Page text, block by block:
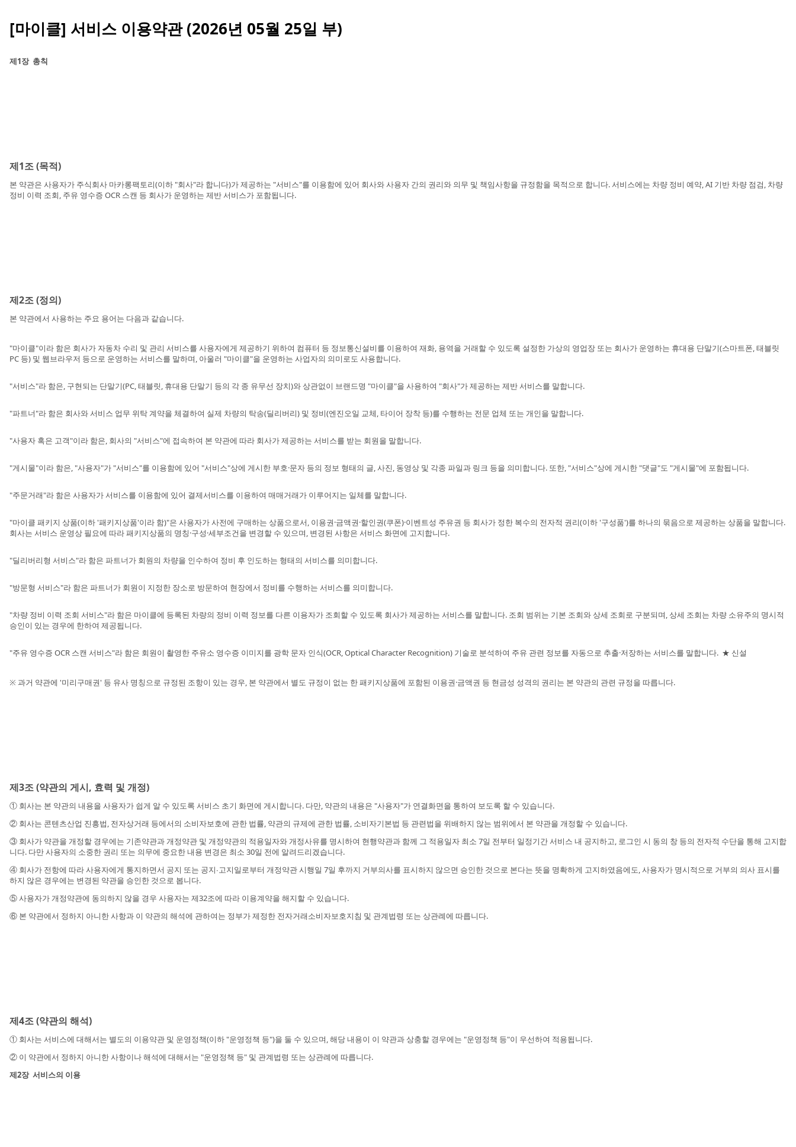
[마이클] 서비스 이용약관 (2026년 05월 25일 부)
제1장 총칙
제1조 (목적)
본 약관은 사용자가 주식회사 마카롱팩토리(이하 "회사"라 합니다)가 제공하는 "서비스"를 이용함에 있어 회사와 사용자 간의 권리와 의무 및 책임사항을 규정함을 목적으로 합니다. 서비스에는 차량 정비 예약, AI 기반 차량 점검, 차량
정비 이력 조회, 주유 영수증 OCR 스캔 등 회사가 운영하는 제반 서비스가 포함됩니다.
제2조 (정의)
본 약관에서 사용하는 주요 용어는 다음과 같습니다.
"마이클"이라 함은 회사가 자동차 수리 및 관리 서비스를 사용자에게 제공하기 위하여 컴퓨터 등 정보통신설비를 이용하여 재화, 용역을 거래할 수 있도록 설정한 가상의 영업장 또는 회사가 운영하는 휴대용 단말기(스마트폰, 태블릿
PC 등) 및 웹브라우저 등으로 운영하는 서비스를 말하며, 아울러 "마이클"을 운영하는 사업자의 의미로도 사용합니다.
"서비스"라 함은, 구현되는 단말기(PC, 태블릿, 휴대용 단말기 등의 각 종 유무선 장치)와 상관없이 브랜드명 "마이클"을 사용하여 "회사"가 제공하는 제반 서비스를 말합니다.
"파트너"라 함은 회사와 서비스 업무 위탁 계약을 체결하여 실제 차량의 탁송(딜리버리) 및 정비(엔진오일 교체, 타이어 장착 등)를 수행하는 전문 업체 또는 개인을 말합니다.
"사용자 혹은 고객"이라 함은, 회사의 "서비스"에 접속하여 본 약관에 따라 회사가 제공하는 서비스를 받는 회원을 말합니다.
"게시물"이라 함은, "사용자"가 "서비스"를 이용함에 있어 "서비스"상에 게시한 부호·문자 등의 정보 형태의 글, 사진, 동영상 및 각종 파일과 링크 등을 의미합니다. 또한, "서비스"상에 게시한 "댓글"도 "게시물"에 포함됩니다.
"주문거래"라 함은 사용자가 서비스를 이용함에 있어 결제서비스를 이용하여 매매거래가 이루어지는 일체를 말합니다.
"마이클 패키지 상품(이하 '패키지상품'이라 함)"은 사용자가 사전에 구매하는 상품으로서, 이용권·금액권·할인권(쿠폰)·이벤트성 주유권 등 회사가 정한 복수의 전자적 권리(이하 '구성품')를 하나의 묶음으로 제공하는 상품을 말합니다.
회사는 서비스 운영상 필요에 따라 패키지상품의 명칭·구성·세부조건을 변경할 수 있으며, 변경된 사항은 서비스 화면에 고지합니다.
"딜리버리형 서비스"라 함은 파트너가 회원의 차량을 인수하여 정비 후 인도하는 형태의 서비스를 의미합니다.
"방문형 서비스"라 함은 파트너가 회원이 지정한 장소로 방문하여 현장에서 정비를 수행하는 서비스를 의미합니다.
"차량 정비 이력 조회 서비스"라 함은 마이클에 등록된 차량의 정비 이력 정보를 다른 이용자가 조회할 수 있도록 회사가 제공하는 서비스를 말합니다. 조회 범위는 기본 조회와 상세 조회로 구분되며, 상세 조회는 차량 소유주의 명시적
승인이 있는 경우에 한하여 제공됩니다.
"주유 영수증 OCR 스캔 서비스"라 함은 회원이 촬영한 주유소 영수증 이미지를 광학 문자 인식(OCR, Optical Character Recognition) 기술로 분석하여 주유 관련 정보를 자동으로 추출·저장하는 서비스를 말합니다. ★ 신설
※ 과거 약관에 '미리구매권' 등 유사 명칭으로 규정된 조항이 있는 경우, 본 약관에서 별도 규정이 없는 한 패키지상품에 포함된 이용권·금액권 등 현금성 성격의 권리는 본 약관의 관련 규정을 따릅니다.
제3조 (약관의 게시, 효력 및 개정)
① 회사는 본 약관의 내용을 사용자가 쉽게 알 수 있도록 서비스 초기 화면에 게시합니다. 다만, 약관의 내용은 "사용자"가 연결화면을 통하여 보도록 할 수 있습니다.
② 회사는 콘텐츠산업 진흥법, 전자상거래 등에서의 소비자보호에 관한 법률, 약관의 규제에 관한 법률, 소비자기본법 등 관련법을 위배하지 않는 범위에서 본 약관을 개정할 수 있습니다.
③ 회사가 약관을 개정할 경우에는 기존약관과 개정약관 및 개정약관의 적용일자와 개정사유를 명시하여 현행약관과 함께 그 적용일자 최소 7일 전부터 일정기간 서비스 내 공지하고, 로그인 시 동의 창 등의 전자적 수단을 통해 고지합
니다. 다만 사용자의 소중한 권리 또는 의무에 중요한 내용 변경은 최소 30일 전에 알려드리겠습니다.
④ 회사가 전항에 따라 사용자에게 통지하면서 공지 또는 공지∙고지일로부터 개정약관 시행일 7일 후까지 거부의사를 표시하지 않으면 승인한 것으로 본다는 뜻을 명확하게 고지하였음에도, 사용자가 명시적으로 거부의 의사 표시를
하지 않은 경우에는 변경된 약관을 승인한 것으로 봅니다.
⑤ 사용자가 개정약관에 동의하지 않을 경우 사용자는 제32조에 따라 이용계약을 해지할 수 있습니다.
⑥ 본 약관에서 정하지 아니한 사항과 이 약관의 해석에 관하여는 정부가 제정한 전자거래소비자보호지침 및 관계법령 또는 상관례에 따릅니다.
제4조 (약관의 해석)
① 회사는 서비스에 대해서는 별도의 이용약관 및 운영정책(이하 "운영정책 등")을 둘 수 있으며, 해당 내용이 이 약관과 상충할 경우에는 "운영정책 등"이 우선하여 적용됩니다.
② 이 약관에서 정하지 아니한 사항이나 해석에 대해서는 "운영정책 등" 및 관계법령 또는 상관례에 따릅니다.
제2장 서비스의 이용